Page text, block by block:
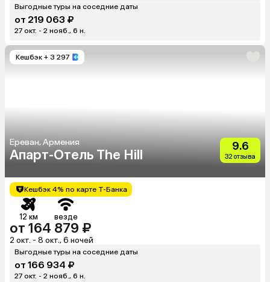
Выгодные туры на соседние даты
от 219 063 ₽
27 окт. - 2 нояб., 6 н.
Кешбэк + 3 297
Ереван, Армения
Апарт-Отель The Hill
9.6
32 отзыва
Кешбэк 4% по карте Т-Банка
12 км везде
от 164 879 ₽
2 окт. - 8 окт., 6 ночей
Выгодные туры на соседние даты
от 166 934 ₽
27 окт. - 2 нояб., 6 н.